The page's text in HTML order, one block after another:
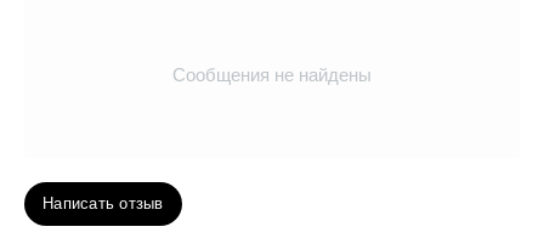
Сообщения не найдены
Написать отзыв